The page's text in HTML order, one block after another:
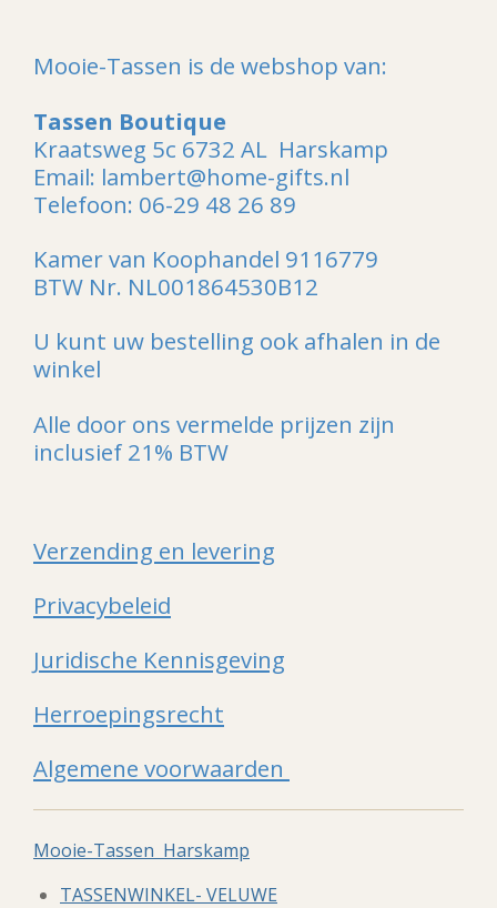
Mooie-Tassen is de webshop van:
Tassen Boutique
Kraatsweg 5c 6732 AL Harskamp
Email: lambert@home-gifts.nl
Telefoon: 06-29 48 26 89
Kamer van Koophandel 9116779
BTW Nr. NL001864530B12
U kunt uw bestelling ook afhalen in de
winkel
Alle door ons vermelde prijzen zijn
inclusief 21% BTW
Verzending en levering
Privacybeleid
Juridische Kennisgeving
Herroepingsrecht
Algemene voorwaarden
Mooie-Tassen Harskamp
TASSENWINKEL- VELUWE